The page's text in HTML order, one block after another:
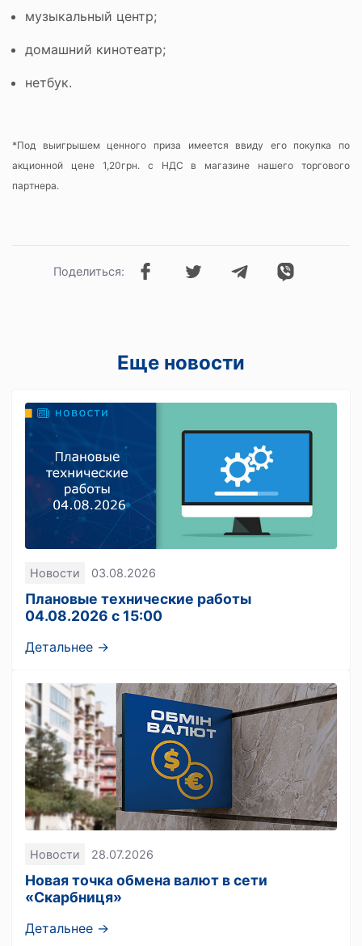
музыкальный центр;
домашний кинотеатр;
нетбук.
*Под выигрышем ценного приза имеется ввиду его покупка по
акционной цене 1,20грн. с НДС в магазине нашего торгового
партнера.
Поделиться:
Еще новости
Новости 03.08.2026
Плановые технические работы
04.08.2026 с 15:00
Детальнее →
Новости 28.07.2026
Новая точка обмена валют в сети
«Скарбниця»
Детальнее →